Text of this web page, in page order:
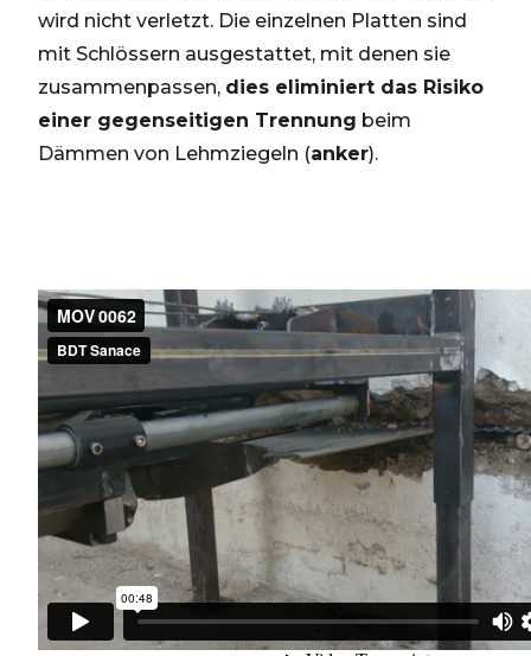
wird nicht verletzt. Die einzelnen Platten sind
mit Schlössern ausgestattet, mit denen sie
zusammenpassen, dies eliminiert das Risiko
einer gegenseitigen Trennung beim
Dämmen von Lehmziegeln (anker).